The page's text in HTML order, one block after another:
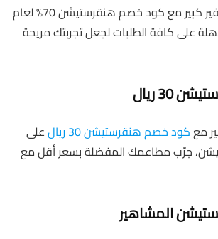
ابدأ العام الجديد بتوفير كبير مع كود خصم هنقرستيشن 70% لعام
على كافة الطلبات لجعل تجربتك مريحة
30 ريال
معكود خصم هنقرستيشن 30 ريال
على
جرّب مطاعمك المفضلة بسعر أقل مع
المشاهير